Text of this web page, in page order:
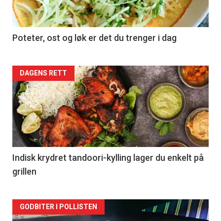
Poteter, ost og løk er det du trenger i dag
Forsiden
akkurat
nå
-
2
DAGENS RETT
Indisk krydret tandoori-kylling lager du enkelt på
grillen
Forsiden
GODBITER I POLLISTEN